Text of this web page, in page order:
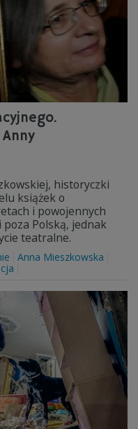
historyczki
książek o
i powojennych
Polską, jednak
teatralne.
Anna Mieszkowska